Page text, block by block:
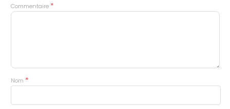
Commentaire *
Nom *